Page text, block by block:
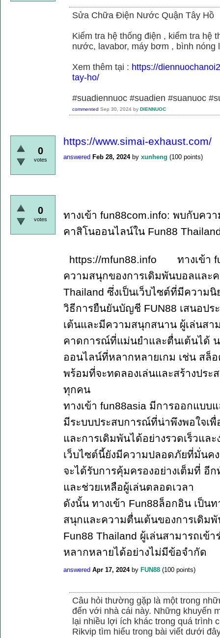
Sửa Chữa Điện Nước Quận Tây Hồ
Kiểm tra hệ thống điện , kiểm tra hệ
nước, lavabor, máy bơm , bình nóng
Xem thêm tại : https://
tay-ho/
#suadiennuoc #suadien #suanuoc
commented Sep 30, 2024 by DIENNUOC
0
votes
https://www.simai-exhaust.com/
answered Feb 28, 2024 by xunheng (100 points)
0
votes
ทางเข้า fun88com.info: พบกับคว
คาสิโนออนไลน์ใน Fun88
https://mfun88.info ทางเข้า
ความสนุกของการเดิมพันบอลและ
Thailand ซึ่งเป็นเว็บไซต์ที่มีความ
วิธีการยืนยันบัญชี FUN88 เสนอป
เต้นและมีความสนุกสนาน ผู้เล่นสา
คาดการณ์ที่แม่นยำและตื่นเต้นได้
ออนไลน์ที่หลากหลายเกม เช่น สล็
พร้อมที่จะทดลองเล่นและสร้างปร
ทุกคน
ทางเข้า fun88asia มีการออกแบบ
มีระบบประสบการณ์ที่น่าพึงพอใจเพื่
และการเดิมพันได้อย่างรวดเร็วและ
เว็บไซต์นี้ยังมีความปลอดภัยที่มั่นค
จะได้รับการคุ้มครองอย่างเต็มที่ อี
และช่วยเหลือผู้เล่นตลอดเวลา
ดังนั้น ทางเข้า Fun88ล็อกอิน เป็น
สนุกและความตื่นเต้นของการเดิม
Fun88 Thailand ผู้เล่นสามารถเข้
หลากหลายได้อย่างไม่มีข้อจำกัด
answered Apr 17, 2024 by FUN88 (100 points)
Câu hỏi thường gặp là một trong
đến với nhà cái này. Những khuyến
lại nhiều lợi ích khác trong quá trình
Rikvip tìm hiểu trong bài viết dưới